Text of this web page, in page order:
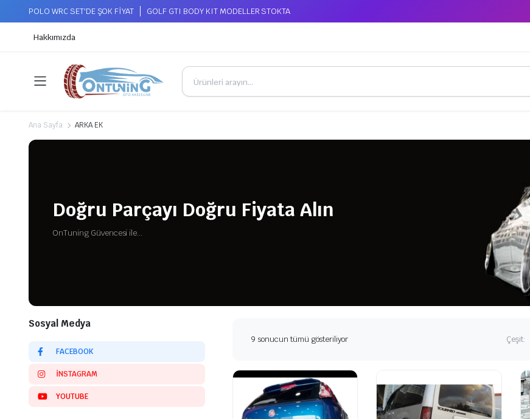
POLO WRC SET'DE ŞOK FİYAT GOLF GTI BODY KIT MODELLER STOKTA
Hakkımızda
Ana Sayfa ARKA EK
Doğru Parçayı Doğru Fiyata Alın
OnTuning Güvencesi ile...
9 sonucun tümü gösteriliyorEn
sıralandı
Çeşit:
Sosyal Medya
FACEBOOK
INSTAGRAM
YOUTUBE